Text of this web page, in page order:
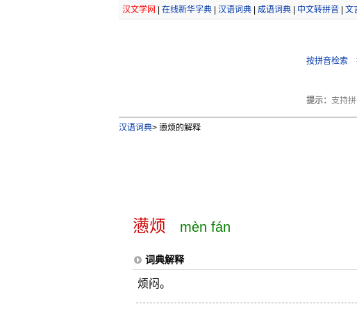
汉文学网 在线新华字典| 汉语词典| 成语词典| 中文转拼音| 文
按拼音检索
提示： 支持
汉语词典>懑烦的解释
懑烦 mèn fán
词典解释
烦闷。